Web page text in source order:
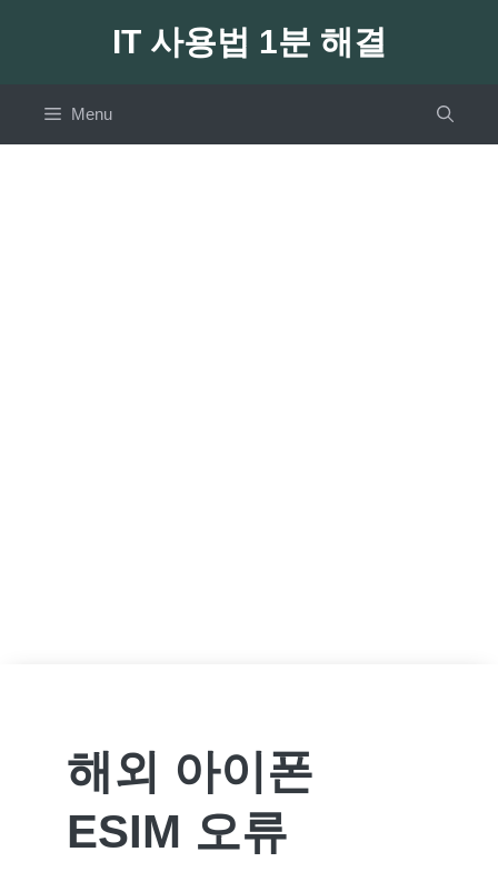
IT 사용법 1분 해결
Menu
해외 아이폰
ESIM 오류